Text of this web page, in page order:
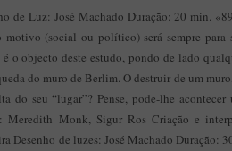
de Luz: José Machado Duração: 20 min.
motivo (social ou político) será sempre
o objecto deste estudo, pondo de lado
do muro de Berlim. O destruir de um
do seu “lugar”? Pense, pode-lhe
Meredith Monk, Sigur Ros Criação e
Desenho de luzes: José Machado